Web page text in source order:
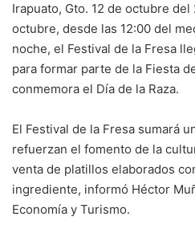
Irapuato, Gto. 12 de octubre
octubre, desde las 12:00 del
noche, el Festival de la Fresa
para formar parte de la Fiesta
conmemora el Día de la Raza.
El Festival de la Fresa sumará
refuerzan el fomento de la
venta de platillos elaborados
ingrediente, informó Héctor
Economía y Turismo.